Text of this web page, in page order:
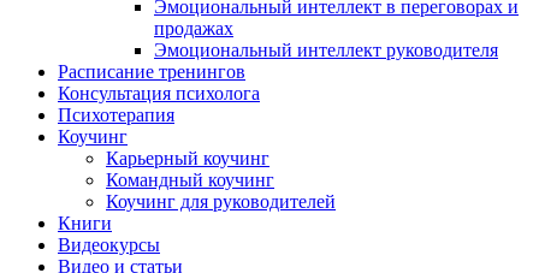
Эмоциональный интеллект в переговорах и
продажах
Эмоциональный интеллект руководителя
Расписание тренингов
Консультация психолога
Психотерапия
Коучинг
Карьерный коучинг
Командный коучинг
Коучинг для руководителей
Книги
Видеокурсы
Видео и статьи